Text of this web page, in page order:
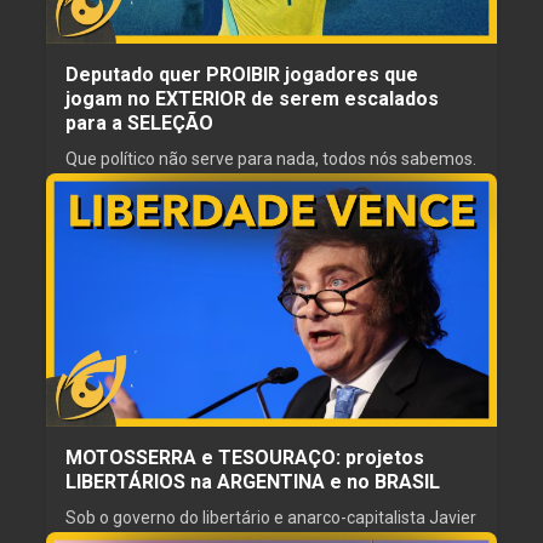
Deputado quer PROIBIR jogadores que
jogam no EXTERIOR de serem escalados
para a SELEÇÃO
Que político não serve para nada, todos nós sabemos.
Mas quando você acha que não da mais para piorar,
aparece um deputado desocupado para tentar proibir
a seleção de escalar jogadores que não joguem em
times brasileiros, técnicos que não sejam brasileiros e
até que casas de aposta patrocinem equipes de
futebol. Ou seja, um velho caquético que nunca jogou
nem no time da escola dele, quer mandar na
escalação da seleção e nos acordos comerciais dos
times.
REVISOR
Gordinho Caipira
Gordinho Caipira
PRODUTOR
Girassol
MOTOSSERRA e TESOURAÇO: projetos
LIBERTÁRIOS na ARGENTINA e no BRASIL
Sob o governo do libertário e anarco-capitalista Javier